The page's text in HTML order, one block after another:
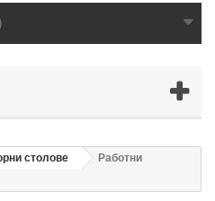
столове
Работни